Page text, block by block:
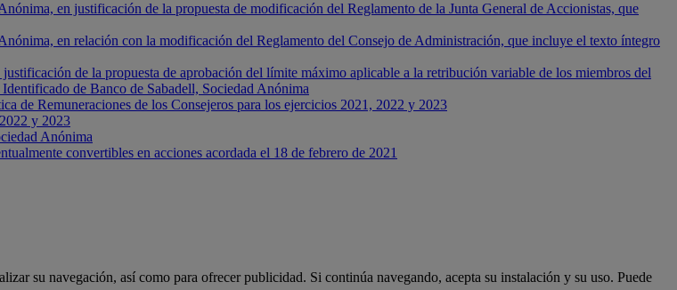
en justificación de la propuesta de modificación del Reglamento de la Junta General de Accionistas, que
en relación con la modificación del Reglamento del Consejo de Administración, que incluye el texto íntegro
de la propuesta de aprobación del límite máximo aplicable a la retribución variable de los miembros del
de Banco de Sabadell, Sociedad Anónima
de Remuneraciones de los Consejeros para los ejercicios 2021, 2022 y 2023
y 2023
Anónima
convertibles en acciones acordada el 18 de febrero de 2021
su navegación, así como para ofrecer publicidad. Si continúa navegando, acepta su instalación y su uso. Puede